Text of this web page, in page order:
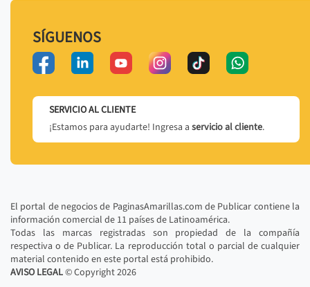
SÍGUENOS
SERVICIO AL CLIENTE
¡Estamos para ayudarte! Ingresa a servicio al cliente.
El portal de negocios de PaginasAmarillas.com de Publicar contiene la
información comercial de 11 países de Latinoamérica.
Todas las marcas registradas son propiedad de la compañía
respectiva o de Publicar. La reproducción total o parcial de cualquier
material contenido en este portal está prohibido.
AVISO LEGAL© Copyright2026